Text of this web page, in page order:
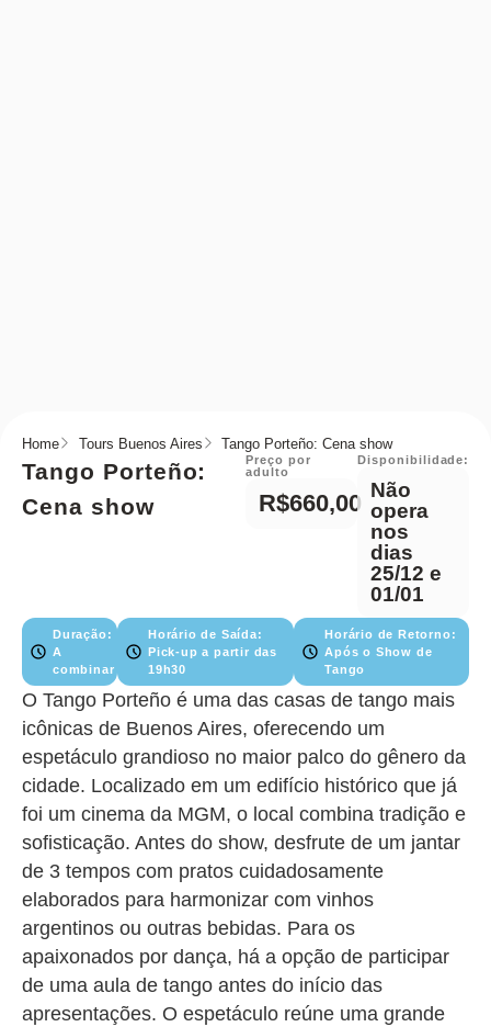
Home Tours Buenos Aires Tango Porteño: Cena show
Tango Porteño:
Cena show
Preço por
adulto
R$660,00
Disponibilidade:
Não
opera
nos
dias
25/12 e
01/01
Duração:
A
combinar
Horário de Saída:
Pick-up a partir das
19h30
Horário de Retorno:
Após o Show de
Tango
O Tango Porteño é uma das casas de tango mais
icônicas de Buenos Aires, oferecendo um
espetáculo grandioso no maior palco do gênero da
cidade. Localizado em um edifício histórico que já
foi um cinema da MGM, o local combina tradição e
sofisticação. Antes do show, desfrute de um jantar
de 3 tempos com pratos cuidadosamente
elaborados para harmonizar com vinhos
argentinos ou outras bebidas. Para os
apaixonados por dança, há a opção de participar
de uma aula de tango antes do início das
apresentações. O espetáculo reúne uma grande